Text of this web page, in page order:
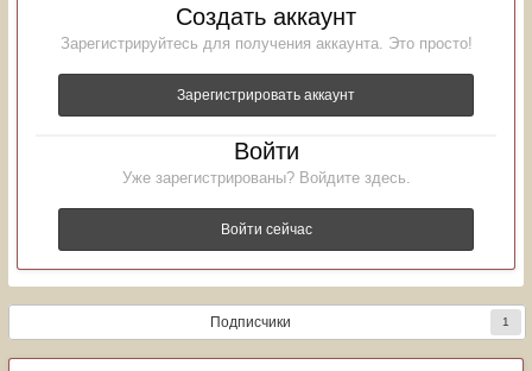
Создать аккаунт
Зарегистрируйтесь для получения аккаунта. Это просто!
Зарегистрировать аккаунт
Войти
Уже зарегистрированы? Войдите здесь.
Войти сейчас
Подписчики 1